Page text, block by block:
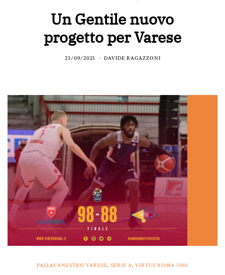
Un Gentile nuovo
progetto per Varese
23/09/2021 DAVIDE RAGAZZONI
PALLACANESTRO VARESE, SERIE A, VIRTUS ROMA 1960